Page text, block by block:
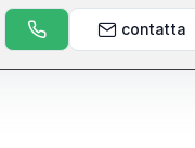
contatta